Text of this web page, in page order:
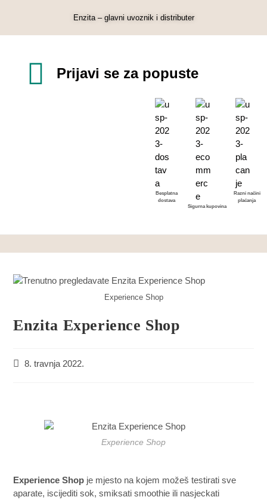
Enzita – glavni uvoznik i distributer
Prijavi se za popuste
Besplatna
dostava
Sigurna kupovina
Razni načini
plaćanja
Experience Shop
Enzita Experience Shop
8. travnja 2022.
Experience Shop
Experience Shop je mjesto na kojem možeš testirati sve
aparate, iscijediti sok, smiksati smoothie ili nasjeckati